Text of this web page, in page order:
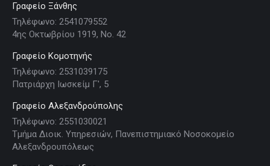
Γραφείο Ξάνθης
Τηλέφωνο: 2541079552
4ης Οκτωβρίου 1919, Νο. 42
Γραφείο Κομοτηνής
Τηλέφωνο: 2531039175
Πατριάρχη Ιωσκείμ Γ', 5
Γραφείο Αλεξανδρούπολης
Τηλέφωνο: 2551030021
Τμήμα Διοικ. Υπηρεσιών, Πανεπιστημιακό Νοσοκομείο
Αλεξανδρουπόλεως